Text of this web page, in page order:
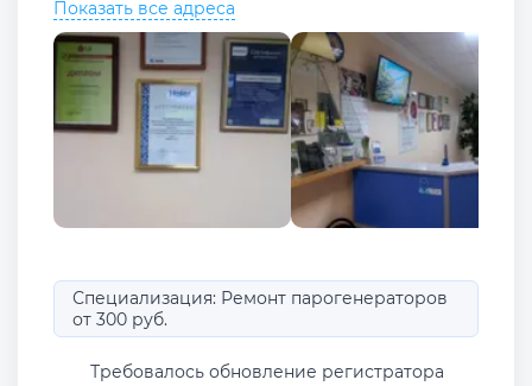
Показать все адреса
Специализация: Ремонт парогенераторов
от 300 руб.
Требовалось обновление регистратора